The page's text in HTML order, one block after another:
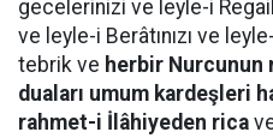
gecelerinizi ve leyle-i
ve leyle-i Berâtınızı ve
tebrik ve herbir Nurcunun
duaları umum kardeşleri
rahmet-i İlâhiyeden rica